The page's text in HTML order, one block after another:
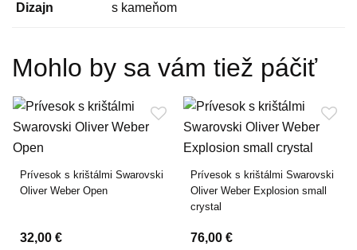
Dizajn s kameňom
Mohlo by sa vám tiež páčiť
Prívesok s krištálmi Swarovski
Oliver Weber Open
32,00 €
Prívesok s krištálmi Swarovski
Oliver Weber Explosion small
crystal
76,00 €